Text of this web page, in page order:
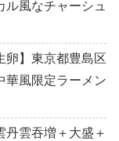
風なチャーシュ
卵】東京都豊島区
風限定ラーメン
丹雲吞増＋大盛＋